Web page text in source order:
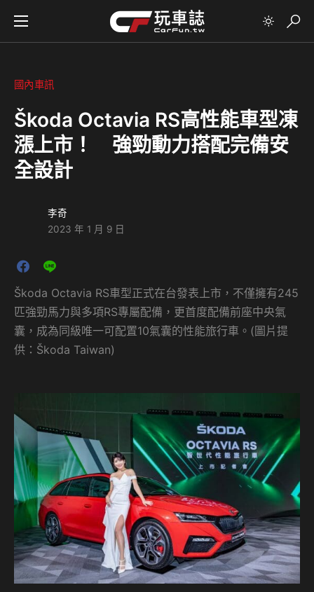
國內車訊
Škoda Octavia RS高性能車型凍
漲上市！ 強勁動力搭配完備安
全設計
李奇
2023 年 1 月 9 日
Škoda Octavia RS車型正式在台發表上市，不僅擁有245
匹強勁馬力與多項RS專屬配備，更首度配備前座中央氣
囊，成為同級唯一可配置10氣囊的性能旅行車。(圖片提
供：Škoda Taiwan)